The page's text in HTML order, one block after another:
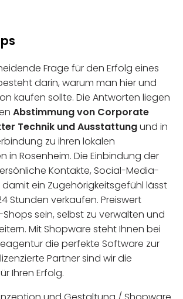
Frage für den Erfolg eines
darin, warum man hier und
kaufen sollte. Die Antworten liegen
Abstimmung von Corporate
Technik und Ausstattungund in
zu ihren lokalen
in Rosenheim. Die Einbindung der
Kontakte, Social-Media-
ein Zugehörigkeitsgefühl lässt
Stunden verkaufen. Preiswert
sein, selbst zu verwalten und
Mit Shopware steht Ihnen bei
die perfekte Software zur
Partner sind wir die
Ihren Erfolg.